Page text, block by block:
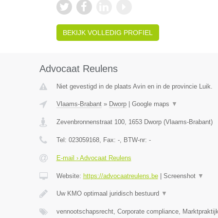
BEKIJK VOLLEDIG PROFIEL
Advocaat Reulens
Niet gevestigd in de plaats Avin en in de provincie Luik.
Vlaams-Brabant» Dworp| Google maps ▼
Zevenbronnenstraat 100, 1653 Dworp(Vlaams-Brabant)
Tel: 023059168, Fax: -, BTW-nr: -
E-mail › Advocaat Reulens
Website: https://advocaatreulens.be| Screenshot ▼
Uw KMO optimaal juridisch bestuurd ▼
vennootschapsrecht, Corporate compliance,